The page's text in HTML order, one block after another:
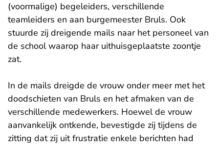
(voormalige) begeleiders, verschillende
teamleiders en aan burgemeester Bruls. Ook
stuurde zij dreigende mails naar het personeel van
de school waarop haar uithuisgeplaatste zoontje
zat.
In de mails dreigde de vrouw onder meer met het
doodschieten van Bruls en het afmaken van de
verschillende medewerkers. Hoewel de vrouw
aanvankelijk ontkende, bevestigde zij tijdens de
zitting dat zij uit frustratie enkele berichten had